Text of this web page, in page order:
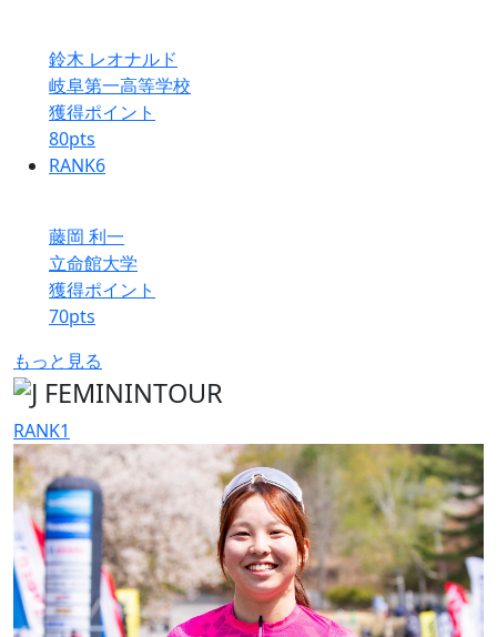
鈴木 レオナルド
岐阜第一高等学校
獲得ポイント
80pts
RANK6
藤岡 利一
立命館大学
獲得ポイント
70pts
もっと見る
RANK1